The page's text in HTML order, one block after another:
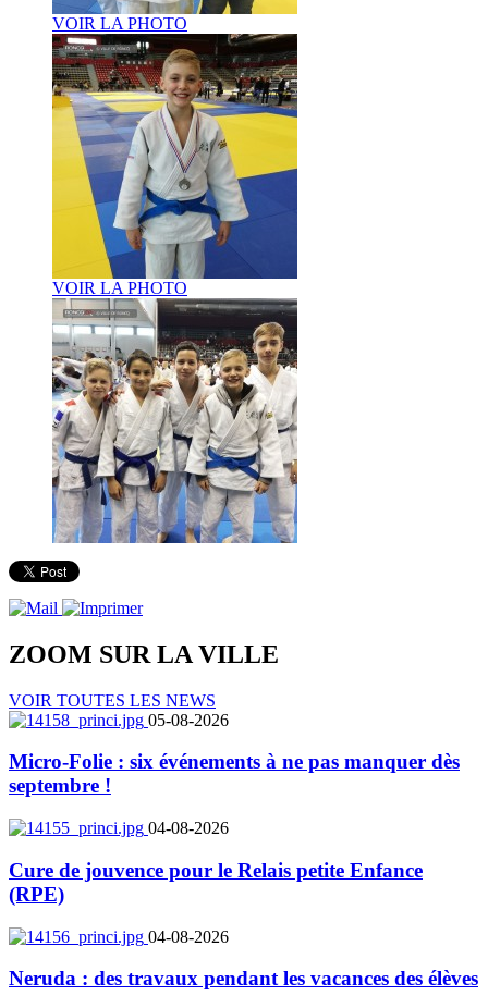
VOIR LA PHOTO
VOIR LA PHOTO
ZOOM SUR LA VILLE
VOIR TOUTES LES NEWS
05-08-2026
Micro-Folie : six événements à ne pas manquer dès
septembre !
04-08-2026
Cure de jouvence pour le Relais petite Enfance
(RPE)
04-08-2026
Neruda : des travaux pendant les vacances des élèves